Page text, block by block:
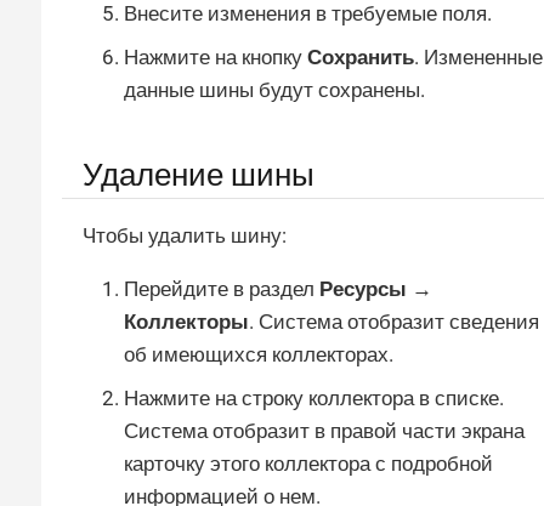
Внесите изменения в требуемые поля.
Нажмите на кнопку Сохранить. Измененные
данные шины будут сохранены.
Удаление шины
Чтобы удалить шину:
Перейдите в раздел Ресурсы →
Коллекторы. Система отобразит сведения
об имеющихся коллекторах.
Нажмите на строку коллектора в списке.
Система отобразит в правой части экрана
карточку этого коллектора с подробной
информацией о нем.